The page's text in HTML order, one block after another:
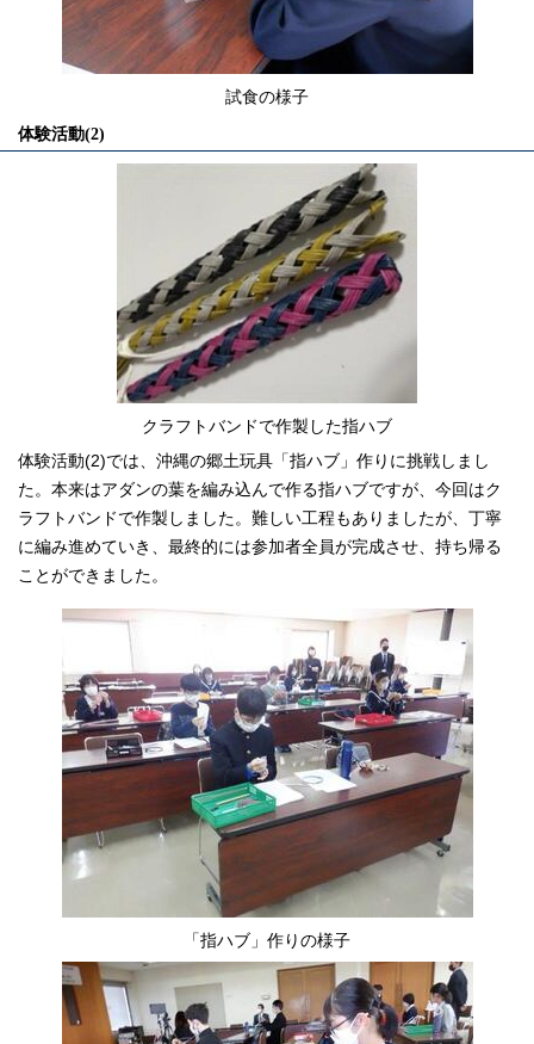
試食の様子
体験活動(2)
クラフトバンドで作製した指ハブ
体験活動(2)では、沖縄の郷土玩具「指ハブ」作りに挑戦しまし
た。本来はアダンの葉を編み込んで作る指ハブですが、今回はク
ラフトバンドで作製しました。難しい工程もありましたが、丁寧
に編み進めていき、最終的には参加者全員が完成させ、持ち帰る
ことができました。
「指ハブ」作りの様子